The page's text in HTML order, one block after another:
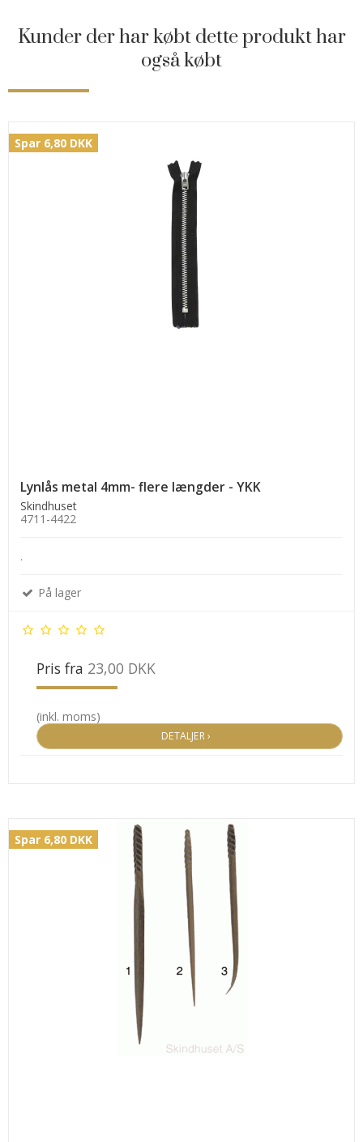
Kunder der har købt dette produkt har
også købt
Spar 6,80 DKK
Lynlås metal 4mm- flere længder - YKK
Skindhuset
4711-4422
.
På lager
Pris fra 23,00 DKK
(inkl. moms)
DETALJER ›
Spar 6,80 DKK